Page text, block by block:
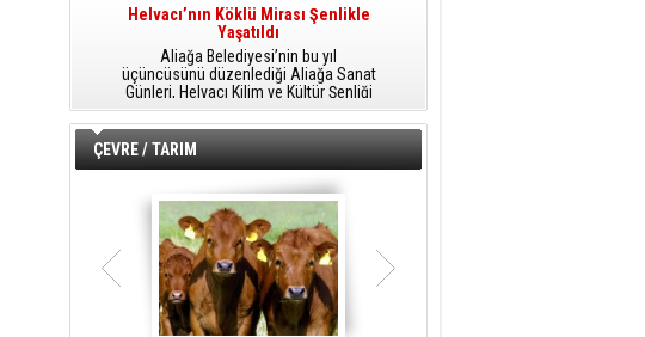
Helvacı’nın Köklü Mirası Şenlikle
Yaşatıldı
Aliağa Belediyesi’nin bu yıl
üçüncüsünü düzenlediği Aliağa Sanat
Günleri, Helvacı Kilim ve Kültür Şenliği
ile Helvacı’da renkli bir güne sahne
oldu.
birbirinden renkli etkinliklerle devam
ÇEVRE / TARIM